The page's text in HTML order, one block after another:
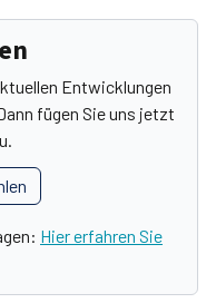
Entwicklungen
fügen Sie uns jetzt
Hier erfahren Sie